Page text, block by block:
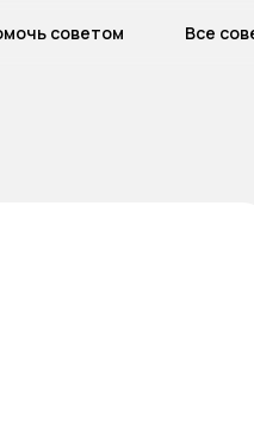
советом Все